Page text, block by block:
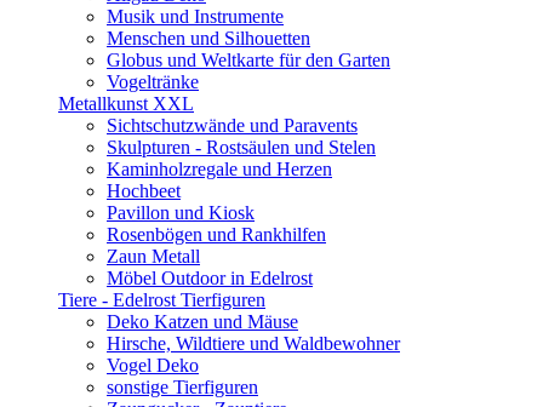
Musik und Instrumente
Menschen und Silhouetten
Globus und Weltkarte für den Garten
Vogeltränke
Metallkunst XXL
Sichtschutzwände und Paravents
Skulpturen - Rostsäulen und Stelen
Kaminholzregale und Herzen
Hochbeet
Pavillon und Kiosk
Rosenbögen und Rankhilfen
Zaun Metall
Möbel Outdoor in Edelrost
Tiere - Edelrost Tierfiguren
Deko Katzen und Mäuse
Hirsche, Wildtiere und Waldbewohner
Vogel Deko
sonstige Tierfiguren